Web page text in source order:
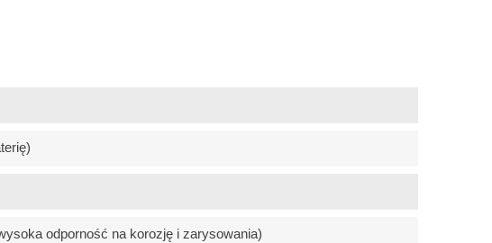
odporność na korozję i zarysowania)